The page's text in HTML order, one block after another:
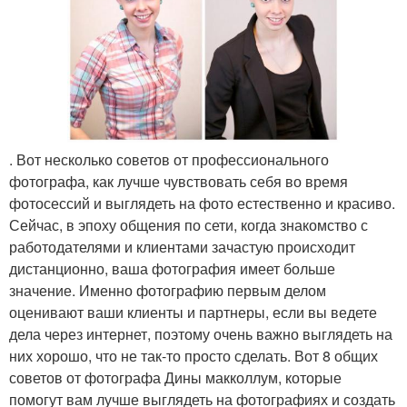
. Вот несколько советов от профессионального
фотографа, как лучше чувствовать себя во время
фотосессий и выглядеть на фото естественно и красиво.
Сейчас, в эпоху общения по сети, когда знакомство с
работодателями и клиентами зачастую происходит
дистанционно, ваша фотография имеет больше
значение. Именно фотографию первым делом
оценивают ваши клиенты и партнеры, если вы ведете
дела через интернет, поэтому очень важно выглядеть на
них хорошо, что не так-то просто сделать. Вот 8 общих
советов от фотографа Дины макколлум, которые
помогут вам лучше выглядеть на фотографиях и создать